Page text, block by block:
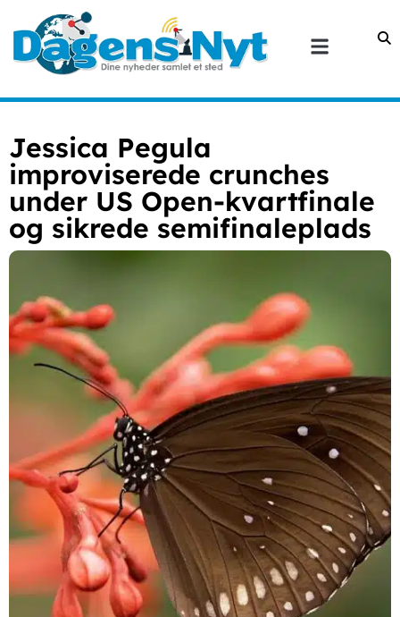
Jessica Pegula
improviserede crunches
under US Open-kvartfinale
og sikrede semifinaleplads